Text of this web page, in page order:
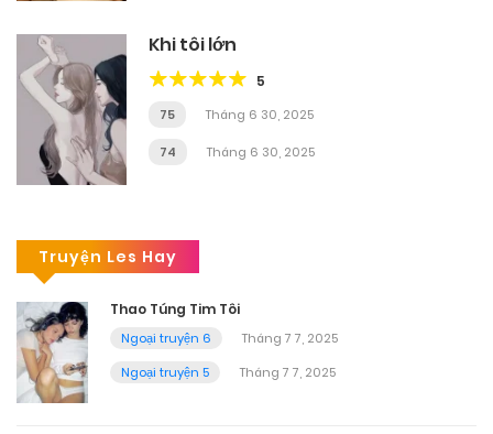
Khi tôi lớn
5
75 Tháng 6 30, 2025
74 Tháng 6 30, 2025
Truyện Les Hay
Thao Túng Tim Tôi
Ngoại truyện 6
Tháng 7 7, 2025
Ngoại truyện 5
Tháng 7 7, 2025